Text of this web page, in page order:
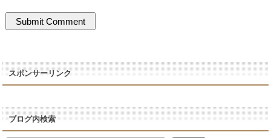
スポンサーリンク
ブログ内検索